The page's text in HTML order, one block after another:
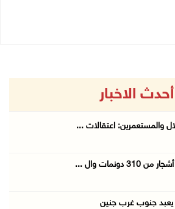
أحدث الاخبار
والمستعمرين: اعتقالات ...
دونمات وال ...
يعبد جنوب غرب جنين